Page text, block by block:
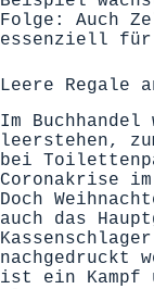
Folge: Auch
essenziell
Leere Regale
Im Buchhandel
leerstehen,
bei
Coronakrise
Doch
auch das
nachgedruckt
ist ein Kampf